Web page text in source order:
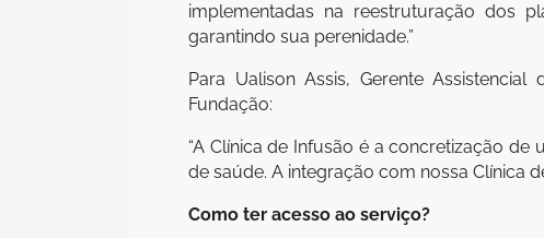
implementadas na reestruturação dos
garantindo sua perenidade.”
Para Ualison Assis, Gerente
Fundação:
“A Clínica de Infusão é a concretização
de saúde. A integração com nossa Clínica
Como ter acesso ao serviço?